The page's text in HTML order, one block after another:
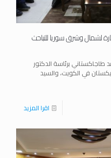
لشمال وشرق سوريا للتباحث
8 نيسان، وفد طاجاكستاني برئاسة الدكتور
في الكويت، والسيد
اقرا المزيد